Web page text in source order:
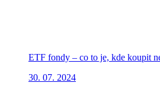
ETF fondy – co to je, kde koupit
30. 07. 2024